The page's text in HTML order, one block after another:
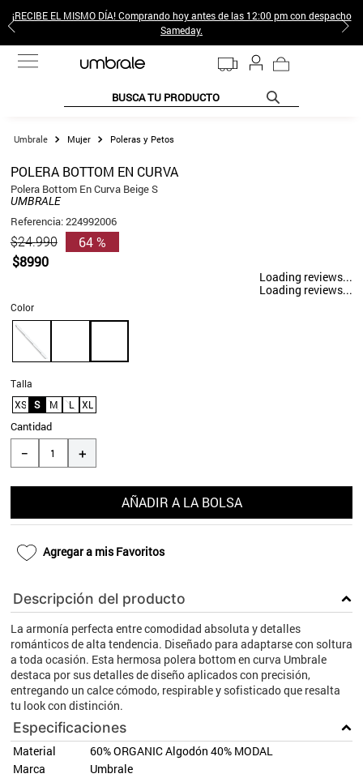
¡RECIBE EL MISMO DÍA! Comprando hoy antes de las 12:00 pm con despacho
Sameday.
BUSCA TU PRODUCTO
Mujer Poleras y Petos
POLERA BOTTOM EN CURVA
Polera Bottom En Curva Beige S
UMBRALE
Referencia:224992006
$24.990
$8990
64 %
Loading reviews...
Loading reviews...
Talla
XS
S M L XL
Color
Cantidad
＋
－
AÑADIR A LA BOLSA
Agregar a mis Favoritos
Descripción del producto
La armonía perfecta entre comodidad absoluta y detalles
románticos de alta tendencia. Diseñado para adaptarse con soltura
a toda ocasión. Esta hermosa polera bottom en curva Umbrale
destaca por sus detalles de diseño aplicados con precisión,
entregando un calce cómodo, respirable y sofisticado que resalta
tu look con distinción.
Especificaciones
Material
60% ORGANIC Algodón 40% MODAL
Marca
Umbrale
TÉRMINOS MÁS BUSCADOS
2.
sweter
4.
gamulan
5.
8.
10. blanco